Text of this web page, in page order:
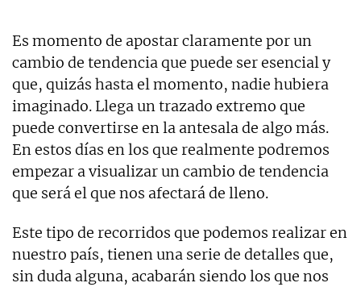
Es momento de apostar claramente por un
cambio de tendencia que puede ser esencial y
que, quizás hasta el momento, nadie hubiera
imaginado. Llega un trazado extremo que
puede convertirse en la antesala de algo más.
En estos días en los que realmente podremos
empezar a visualizar un cambio de tendencia
que será el que nos afectará de lleno.
Este tipo de recorridos que podemos realizar en
nuestro país, tienen una serie de detalles que,
sin duda alguna, acabarán siendo los que nos